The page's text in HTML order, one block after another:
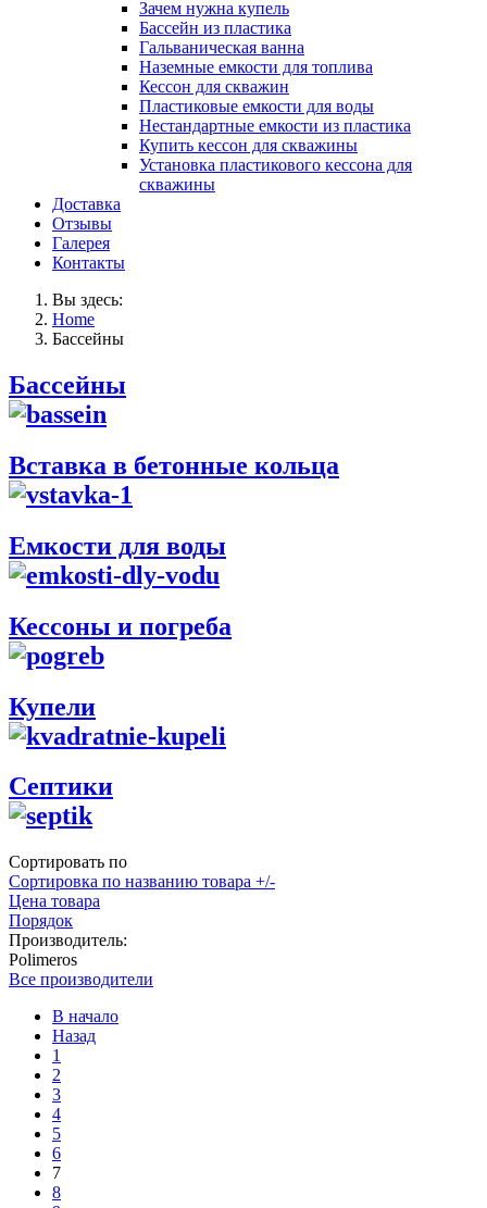
Зачем нужна купель
Бассейн из пластика
Гальваническая ванна
Наземные емкости для топлива
Кессон для скважин
Пластиковые емкости для воды
Нестандартные емкости из пластика
Купить кессон для скважины
Установка пластикового кессона для
скважины
Доставка
Отзывы
Галерея
Контакты
Вы здесь:
Home
Бассейны
Бассейны
Вставка в бетонные кольца
Емкости для воды
Кессоны и погреба
Купели
Септики
Сортировать по
Сортировка по названию товара +/-
Цена товара
Порядок
Производитель:
Polimeros
Все производители
В начало
Назад
1
2
3
4
5
6
7
8